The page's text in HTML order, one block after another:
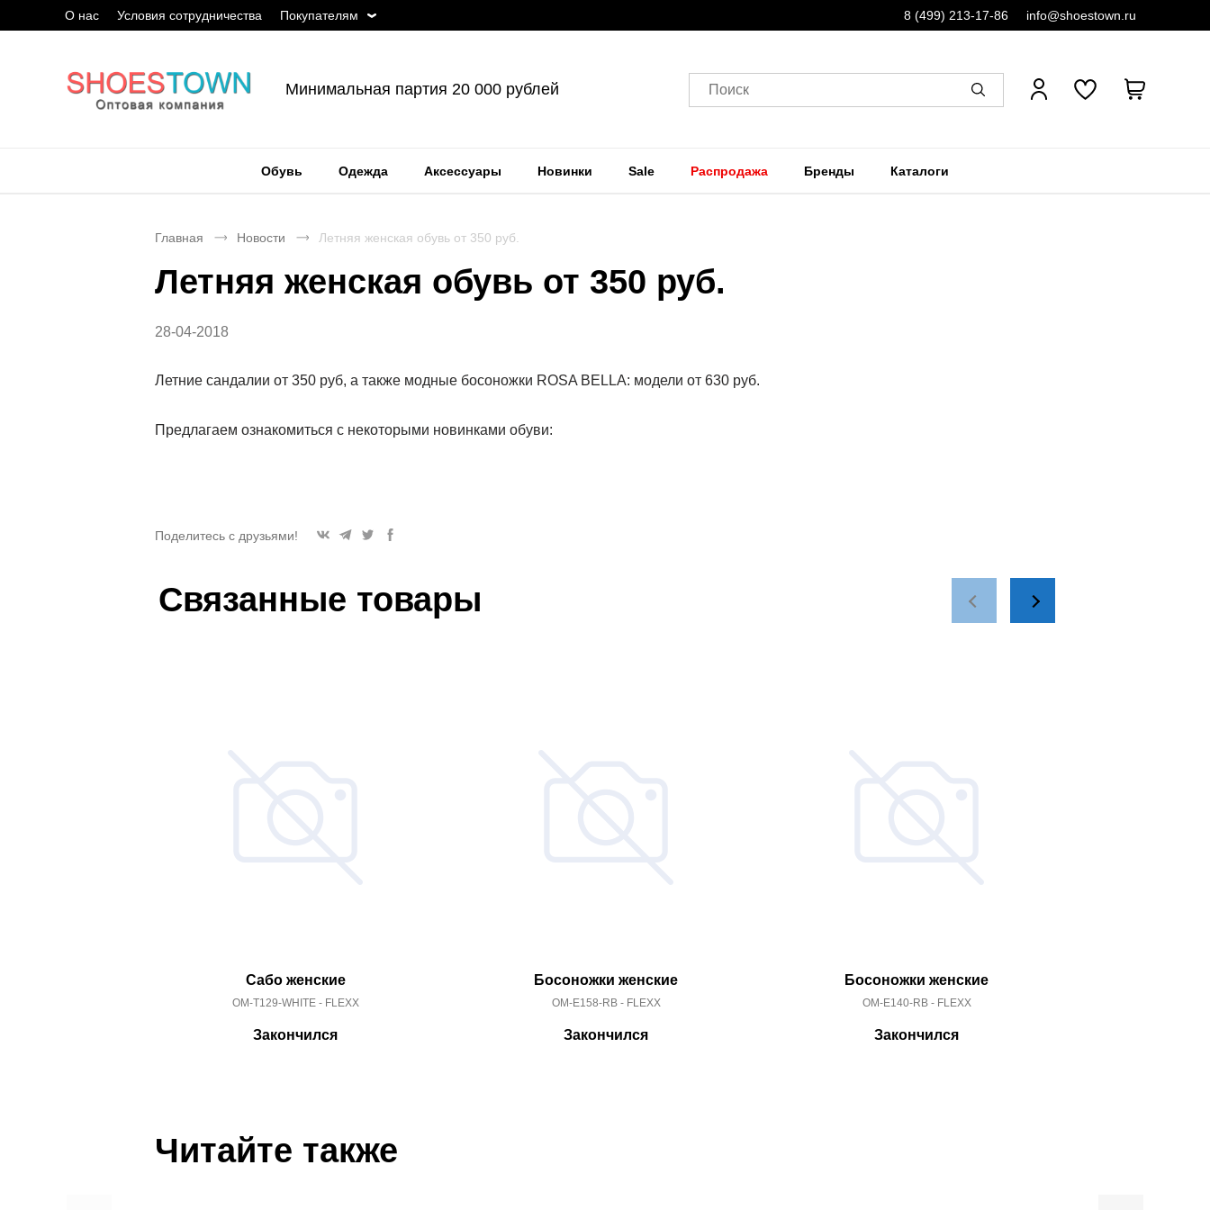
О нас Условия сотрудничества Покупателям 8 (499) 213-17-86 info@shoestown.ru
Минимальная партия 20 000 рублей Поиск
Обувь Одежда Аксессуары Новинки Sale Распродажа Бренды Каталоги
Главная Новости Летняя женская обувь от 350 руб.
Летняя женская обувь от 350 руб.
28-04-2018
Летние сандалии от 350 руб, а также модные босоножки ROSA BELLA: модели от 630 руб.
Предлагаем ознакомиться с некоторыми новинками обуви:
Поделитесь с друзьями!
Связанные товары
Сабо женские
OM-T129-WHITE - FLEXX
Закончился
Босоножки женские
OM-E158-RB - FLEXX
Закончился
Босоножки женские
OM-E140-RB - FLEXX
Закончился
Читайте также